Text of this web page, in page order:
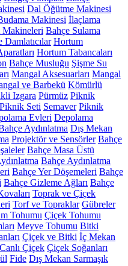
Dal Öğütme Makinesi
Makinesi İlaçlama
Makineleri Bahçe Sulama
Damlatıcılar Hortum
Hortum Tabancaları
Bahçe Musluğu Şişme Su
Mangal Aksesuarları Mangal
ve Barbekü Kömürlü
Izgara Pürmüz Piknik
Piknik Seti Semaver Piknik
Evleri Depolama
Aydınlatma Dış Mekan
Projektör ve Sensörler Bahçe
Bahçe Masa Üstü
Bahçe Aydınlatma
Bahçe Yer Döşemeleri Bahçe
Bahçe Gizleme Ağları Bahçe
Toprak ve Çiçek
Torf ve Topraklar Gübreler
Tohumu Çiçek Tohumu
Meyve Tohumu Bitki
Çiçek ve Bitki İç Mekan
Canlı Çiçek Çiçek Soğanları
Fide Dış Mekan Sarmaşık